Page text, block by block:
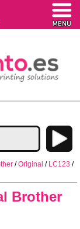
/Original / LC123 /
Brother